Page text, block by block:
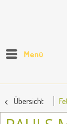
Menü
Übersicht